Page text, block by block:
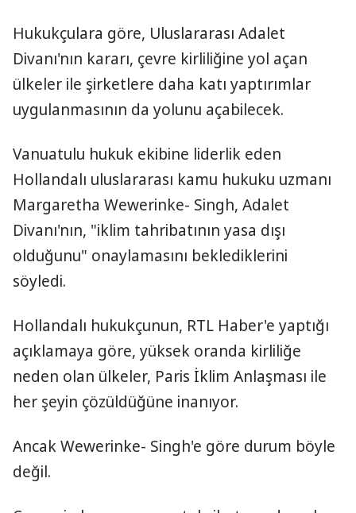
Hukukçulara göre, Uluslararası Adalet
Divanı'nın kararı, çevre kirliliğine yol açan
ülkeler ile şirketlere daha katı yaptırımlar
uygulanmasının da yolunu açabilecek.
Vanuatulu hukuk ekibine liderlik eden
Hollandalı uluslararası kamu hukuku uzmanı
Margaretha Wewerinke- Singh, Adalet
Divanı'nın, "iklim tahribatının yasa dışı
olduğunu" onaylamasını beklediklerini
söyledi.
Hollandalı hukukçunun, RTL Haber'e yaptığı
açıklamaya göre, yüksek oranda kirliliğe
neden olan ülkeler, Paris İklim Anlaşması ile
her şeyin çözüldüğüne inanıyor.
Ancak Wewerinke- Singh'e göre durum böyle
değil.